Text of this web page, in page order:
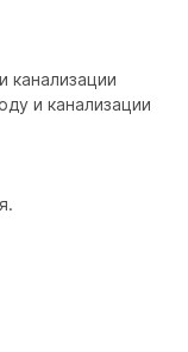
канализации
и канализации